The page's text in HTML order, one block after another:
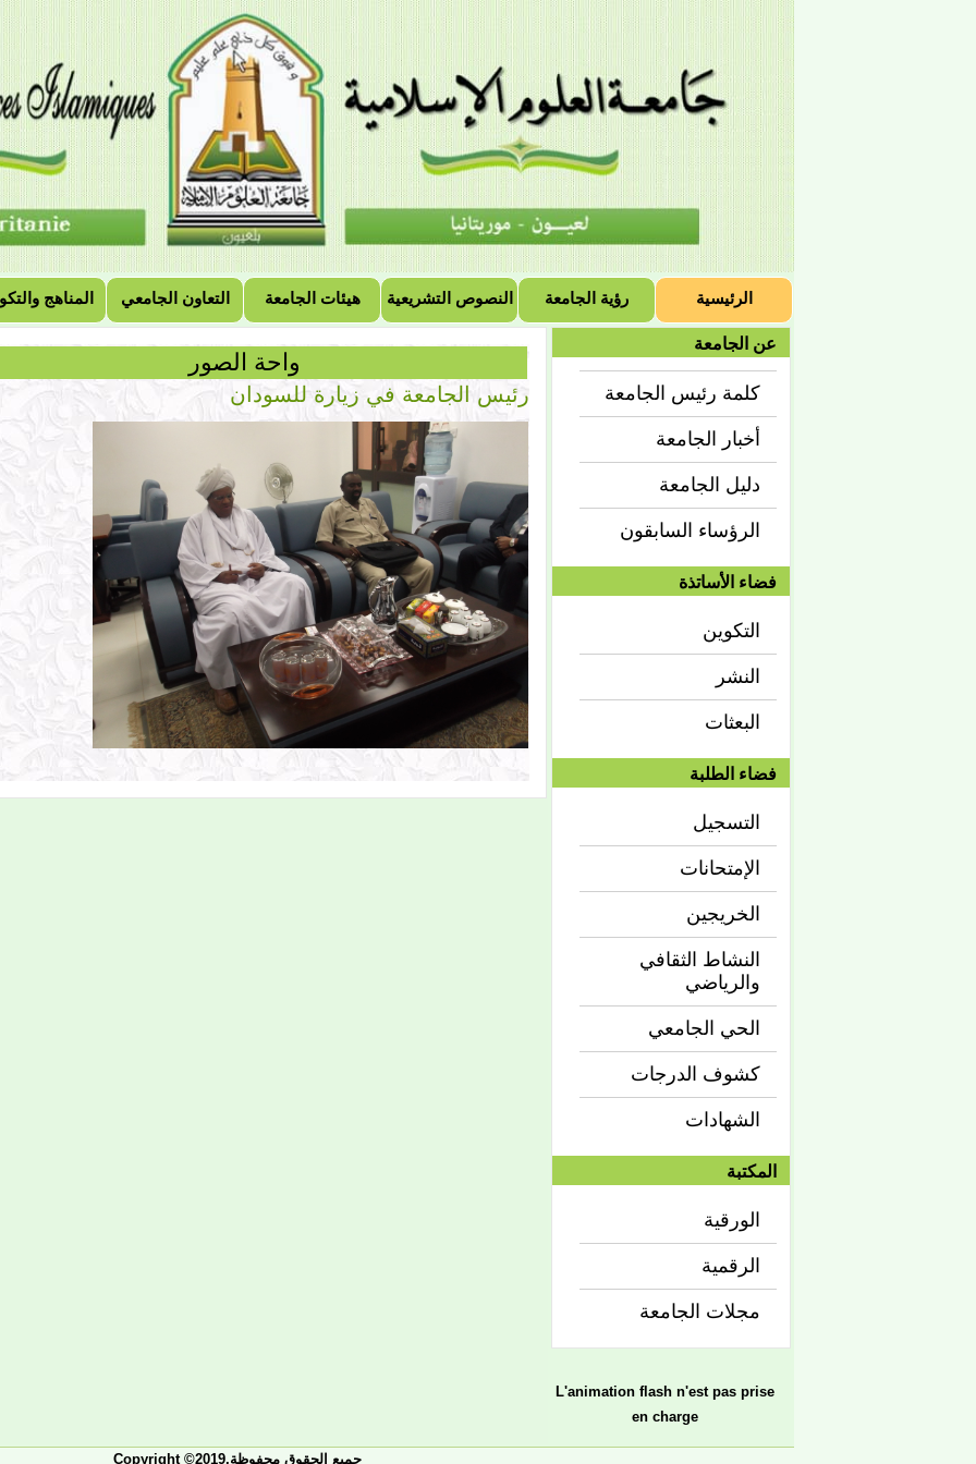
المناهج التعاون الجامعي هيئات الجامعة النصوص التشريعية رؤية الجامعة الرئيسية
واحة الصور
رئيس الجامعة في زيارة للسودان
عن الجامعة
كلمة رئيس الجامعة
أخبار الجامعة
دليل الجامعة
الرؤساء السابقون
فضاء الأساتذة
التكوين
النشر
البعثات
فضاء الطلبة
التسجيل
الإمتحانات
الخريجين
النشاط الثقافي
والرياضي
الحي الجامعي
كشوف الدرجات
الشهادات
المكتبة
الورقية
الرقمية
مجلات الجامعة
L'animation flash n'est pas prise
en charge
Copyright ©2019.جميع الحقوق محفوظة